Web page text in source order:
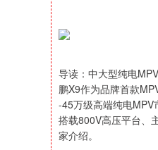
导读：中大型纯电
鹏X9作为品牌首款
-45万级高端纯电MPV
搭载800V高压平台、
家介绍。